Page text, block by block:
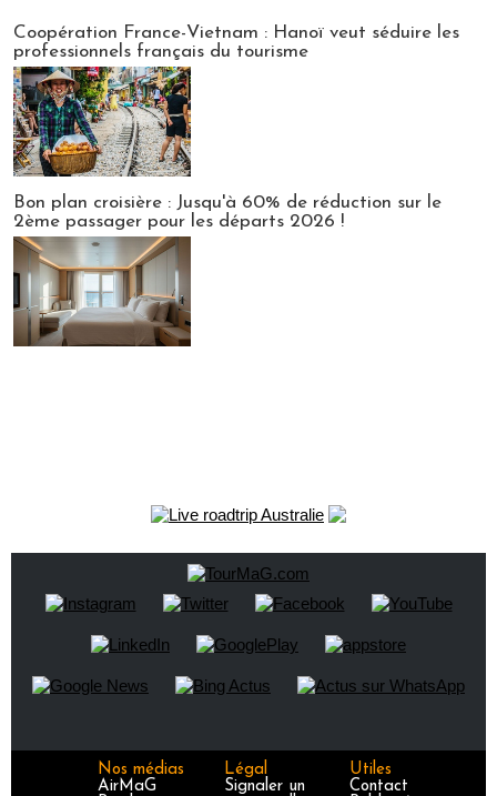
Coopération France-Vietnam : Hanoï veut séduire les
professionnels français du tourisme
Bon plan croisière : Jusqu'à 60% de réduction sur le
2ème passager pour les départs 2026 !
Nos médias
AirMaG
Légal
Signaler un
Utiles
Contact